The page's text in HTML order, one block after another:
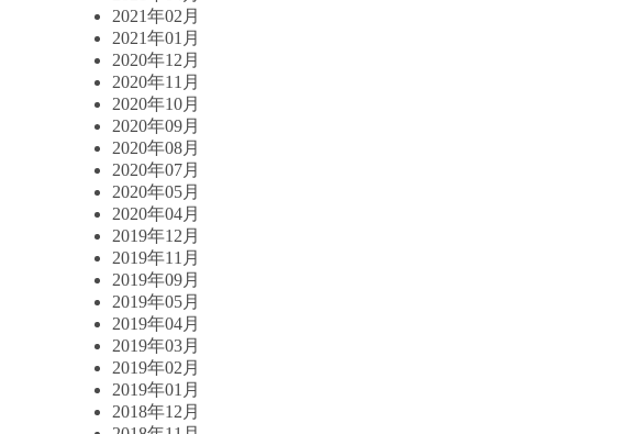
2021年02月
2021年01月
2020年12月
2020年11月
2020年10月
2020年09月
2020年08月
2020年07月
2020年05月
2020年04月
2019年12月
2019年11月
2019年09月
2019年05月
2019年04月
2019年03月
2019年02月
2019年01月
2018年12月